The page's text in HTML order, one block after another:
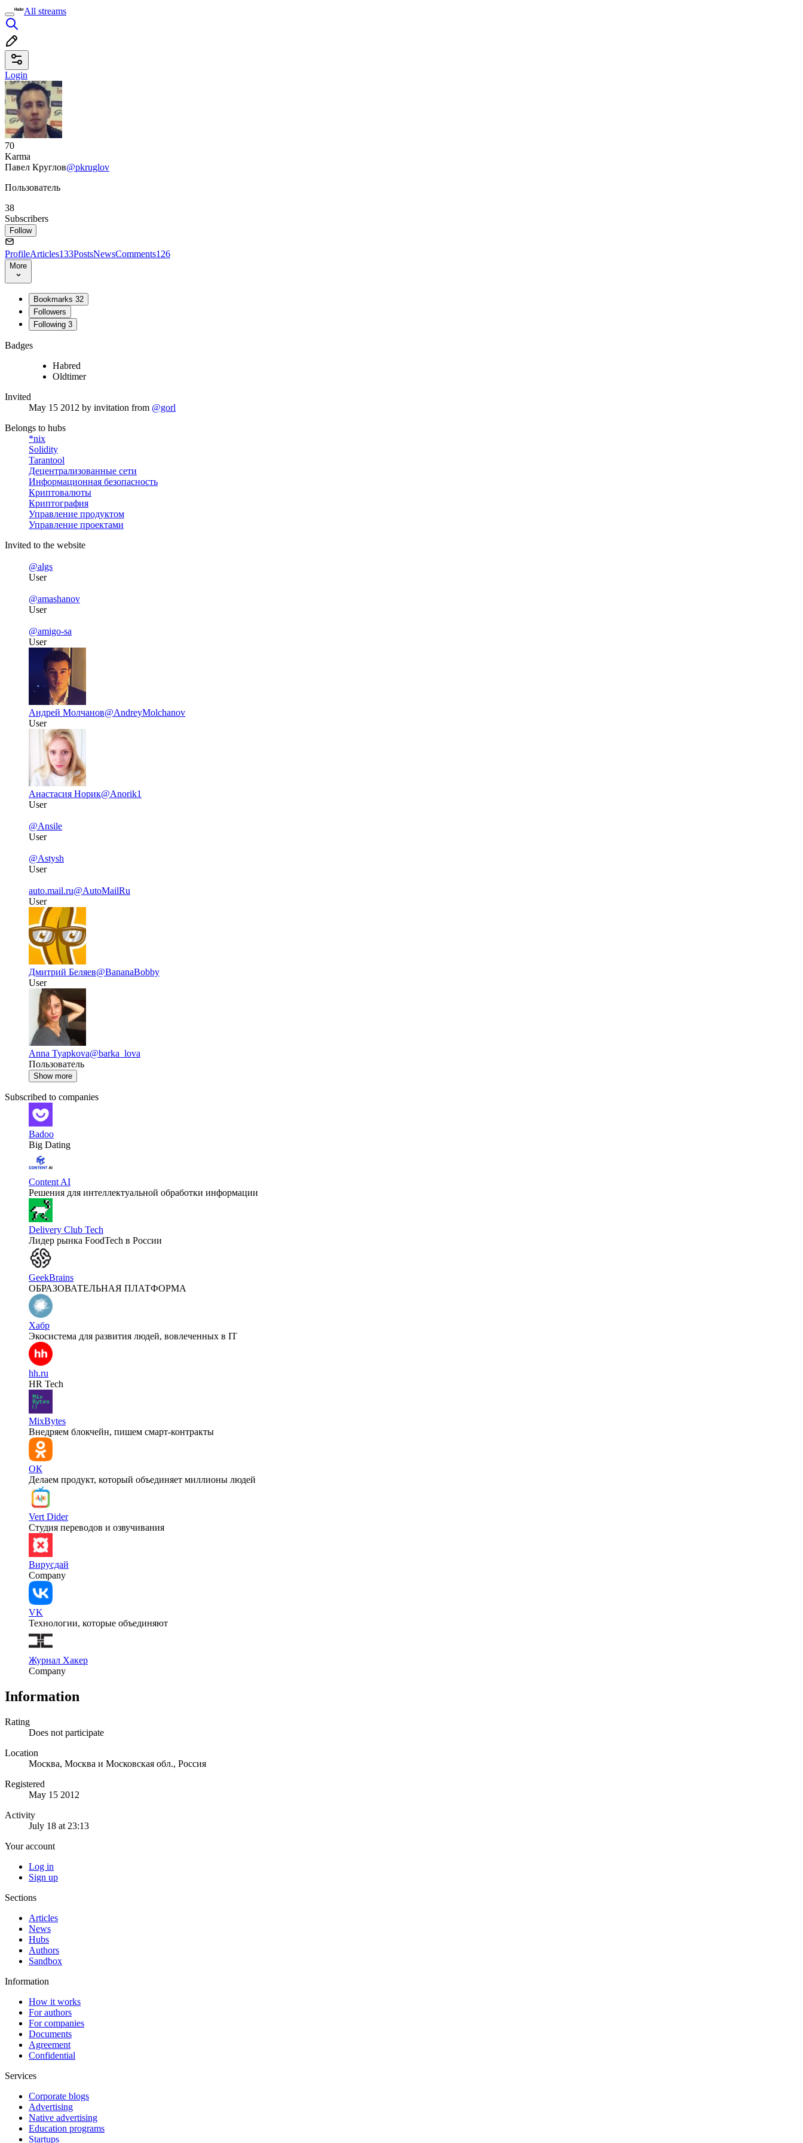
All streams
Login
70
Karma
Павел Круглов@pkruglov
Пользователь
38
Subscribers
Follow
ProfileArticles133PostsNewsComments126
More
Bookmarks 32
Followers
Following 3
Badges
Habred
Oldtimer
Invited
May 15 2012 by invitation from @gorl
Belongs to hubs
*nix
Solidity
Tarantool
Децентрализованные сети
Информационная безопасность
Криптовалюты
Криптография
Управление продуктом
Управление проектами
Invited to the website
@algs
User
@amashanov
User
@amigo-sa
User
Андрей Молчанов@AndreyMolchanov
User
Анастасия Норик@Anorik1
User
@Ansile
User
@Astysh
User
auto.mail.ru@AutoMailRu
User
Дмитрий Беляев@BananaBobby
User
Anna Tyapkova@barka_lova
Пользователь
Show more
Subscribed to companies
Badoo
Big Dating
Content AI
Решения для интеллектуальной обработки информации
Delivery Club Tech
Лидер рынка FoodTech в России
GeekBrains
ОБРАЗОВАТЕЛЬНАЯ ПЛАТФОРМА
Хабр
Экосистема для развития людей, вовлеченных в IT
hh.ru
HR Tech
MixBytes
Внедряем блокчейн, пишем смарт-контракты
ОК
Делаем продукт, который объединяет миллионы людей
Vert Dider
Студия переводов и озвучивания
Вирусдай
Company
VK
Технологии, которые объединяют
Журнал Хакер
Company
Information
Rating
Does not participate
Location
Москва, Москва и Московская обл., Россия
Registered
May 15 2012
Activity
July 18 at 23:13
Your account
Log in
Sign up
Sections
Articles
News
Hubs
Authors
Sandbox
Information
How it works
For authors
For companies
Documents
Agreement
Confidential
Services
Corporate blogs
Advertising
Native advertising
Education programs
Startups